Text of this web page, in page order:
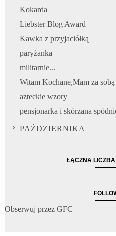
Kokarda
Liebster Blog Award
Kawka z przyjaciółką
paryżanka
militarnie...
Witam Kochane,Mam za
azteckie wzory
pensjonarka i skórzana
PAŹDZIERNIKA
ŁĄCZNA LICZBA
Obserwuj przez GFC